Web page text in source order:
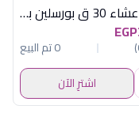
طقم عشاء 30 ق بورسلين بوب
0 تم البيع
اشترِ الآن